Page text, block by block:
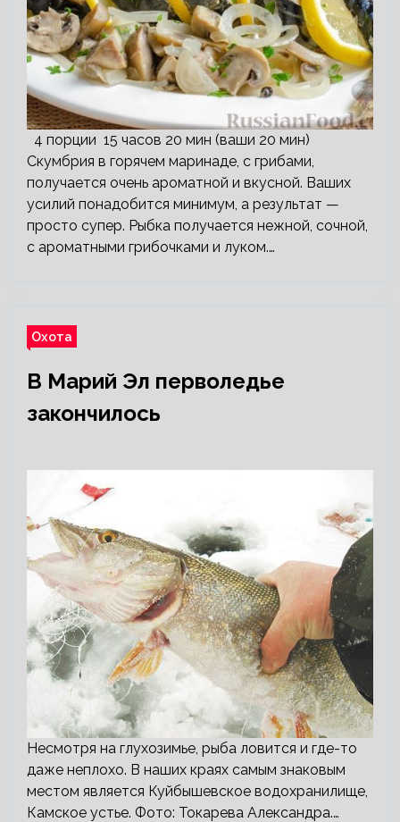
4 порции 15 часов 20 мин (ваши 20 мин)
Скумбрия в горячем маринаде, с грибами,
получается очень ароматной и вкусной. Ваших
усилий понадобится минимум, а результат —
просто супер. Рыбка получается нежной, сочной,
с ароматными грибочками и луком.…
Охота
В Марий Эл перволедье
закончилось
Несмотря на глухозимье, рыба ловится и где-то
даже неплохо. В наших краях самым знаковым
местом является Куйбышевское водохранилище,
Камское устье. Фото: Токарева Александра.…